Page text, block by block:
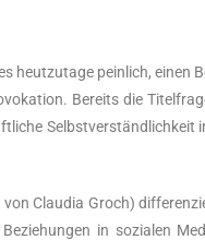
heut­zu­ta­ge pein­lich, einen
Bereits die
Clau­dia Groch)
in sozia­len